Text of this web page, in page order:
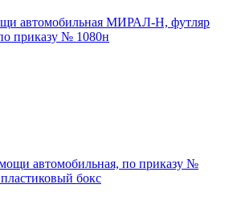
автомобильная МИРАЛ-Н, футляр
приказу № 1080н